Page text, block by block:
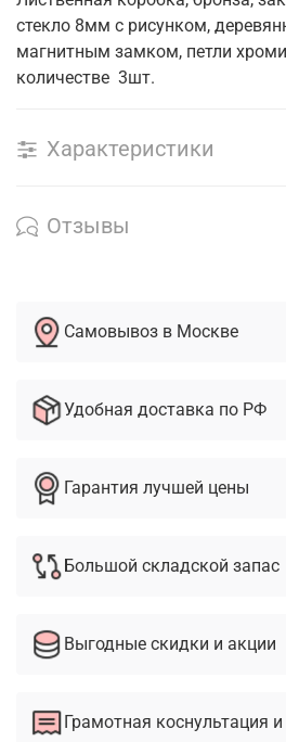
стекло 8мм с рисунком,
магнитным замком, петли
количестве 3шт.
Характеристики
Отзывы
Самовывоз в Москве
Удобная доставка по РФ
Гарантия лучшей цены
Большой складской запас
Выгодные скидки и акции
Грамотная коснультация